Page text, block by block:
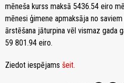
mēneša kurss maksā 5436.54 eiro
mēnesi ģimene apmaksāja no
ārstēšana jāturpina vēl vismaz gada
59 801.94 eiro.
Ziedot iespējams šeit.